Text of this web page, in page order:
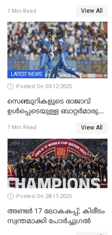
ഒപ്പത്തിനൊപ്പം
1 Min Read View All
LATEST NEWS
Posted On 03-12-2025
സെഞ്ചുറികളുടെ രാജാവ്
ഉൾപ്പെടെയുള്ള ബാറ്റർമാരുടെ
ഇന്ത്യയ്ക്ക് 358 റൺസ്
1 Min Read View All
Posted On 28-11-2025
അണ്ടര്‍ 17 ലോകകപ്പ്; കിരീടം
സ്വന്തമാക്കി പോര്‍ച്ചുഗല്‍